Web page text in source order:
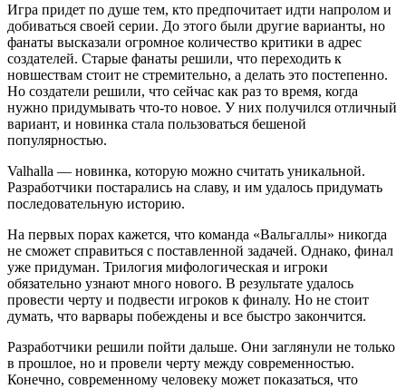
Игра придет по душе тем, кто предпочитает идти напролом и
добиваться своей серии. До этого были другие варианты, но
фанаты высказали огромное количество критики в адрес
создателей. Старые фанаты решили, что переходить к
новшествам стоит не стремительно, а делать это постепенно.
Но создатели решили, что сейчас как раз то время, когда
нужно придумывать что-то новое. У них получился отличный
вариант, и новинка стала пользоваться бешеной
популярностью.
Valhallа — новинка, которую можно считать уникальной.
Разработчики постарались на славу, и им удалось придумать
последовательную историю.
На первых порах кажется, что команда «Вальгаллы» никогда
не сможет справиться с поставленной задачей. Однако, финал
уже придуман. Трилогия мифологическая и игроки
обязательно узнают много нового. В результате удалось
провести черту и подвести игроков к финалу. Но не стоит
думать, что варвары побеждены и все быстро закончится.
Разработчики решили пойти дальше. Они заглянули не только
в прошлое, но и провели черту между современностью.
Конечно, современному человеку может показаться, что